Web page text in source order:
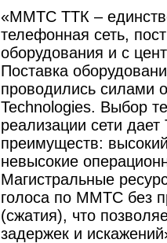
«ММТС ТТК –
телефонная сеть,
оборудования и с
Поставка
проводились силами
Technologies. Выбор
реализации сети
преимуществ:
невысокие
Магистральные
голоса по ММТС без
(сжатия), что
задержек и